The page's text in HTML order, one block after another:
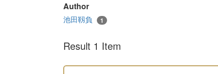
Author
池田靱負 1
Result 1 Item